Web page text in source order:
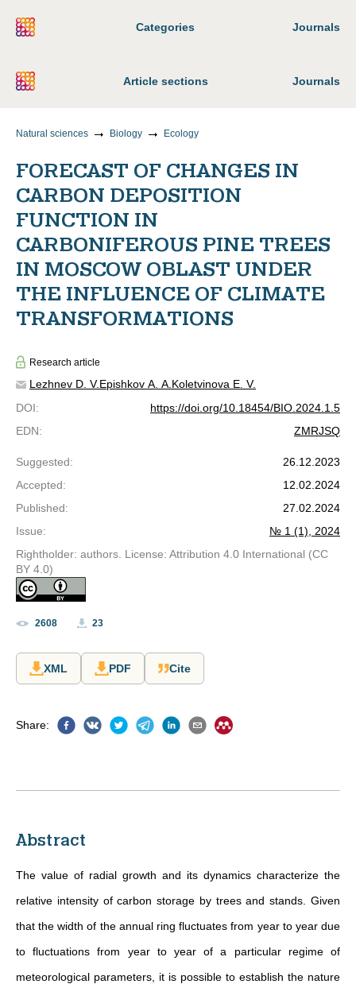
Categories Journals
Article sections Journals
Natural sciences Biology Ecology
FORECAST OF CHANGES IN
CARBON DEPOSITION
FUNCTION IN
CARBONIFEROUS PINE TREES
IN MOSCOW OBLAST UNDER
THE INFLUENCE OF CLIMATE
TRANSFORMATIONS
Research article
Lezhnev D. V.Epishkov A. A. Koletvinova E. V.
DOI:
https://doi.org/10.18454/BIO.2024.1.5
EDN: ZMRJSQ
Suggested:
26.12.2023
Accepted:
12.02.2024
Published:
27.02.2024
Issue:
№ 1 (1), 2024
Rightholder: authors. License: Attribution 4.0 International (CC
BY 4.0)
2608 23
XML PDF Cite
Share:
Abstract
The value of radial growth and its dynamics characterize the
relative intensity of carbon storage by trees and stands. Given
that the width of the annual ring fluctuates from year to year due
to fluctuations from year to year of a particular regime of
meteorological parameters, it is possible to establish the nature